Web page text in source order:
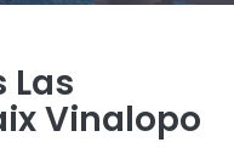
Las
Vinalopo